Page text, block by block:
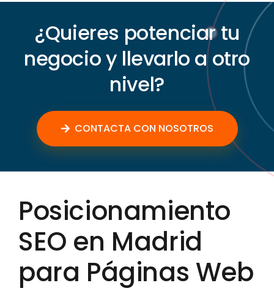
¿Quieres potenciar tu
negocio y llevarlo a otro
nivel?
CONTACTA CON NOSOTROS
Posicionamiento
SEO en Madrid
para Páginas Web